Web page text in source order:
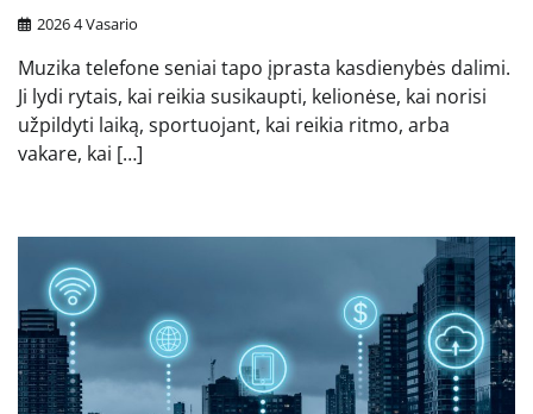
2026 4 Vasario
Muzika telefone seniai tapo įprasta kasdienybės dalimi.
Ji lydi rytais, kai reikia susikaupti, kelionėse, kai norisi
užpildyti laiką, sportuojant, kai reikia ritmo, arba
vakare, kai […]